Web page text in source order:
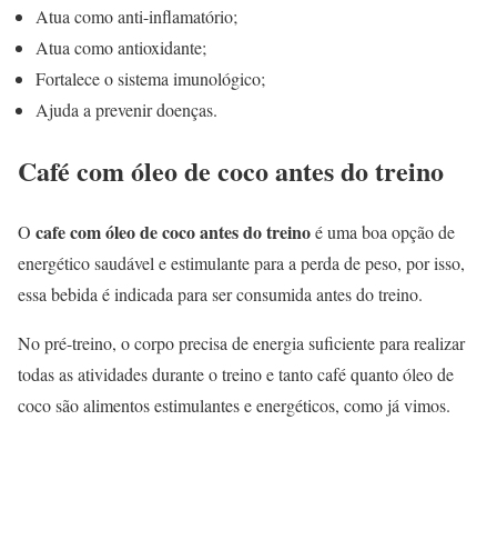
Atua como anti-inflamatório;
Atua como antioxidante;
Fortalece o sistema imunológico;
Ajuda a prevenir doenças.
Café com óleo de coco antes do treino
O cafe com óleo de coco antes do treinoé uma boa opção de
energético saudável e estimulante para a perda de peso, por isso,
essa bebida é indicada para ser consumida antes do treino.
No pré-treino, o corpo precisa de energia suficiente para realizar
todas as atividades durante o treino e tanto café quanto óleo de
coco são alimentos estimulantes e energéticos, como já vimos.